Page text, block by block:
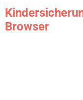
Browser